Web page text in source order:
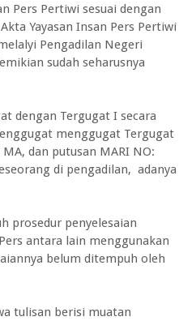
Pers Pertiwi sesuai dengan
Yayasan Insan Pers Pertiwi
Pengadilan Negeri
sudah seharusnya
dengan Tergugat I secara
menggugat Tergugat
dan putusan MARI NO:
di pengadilan, adanya
prosedur penyelesaian
antara lain menggunakan
belum ditempuh oleh
tulisan berisi muatan